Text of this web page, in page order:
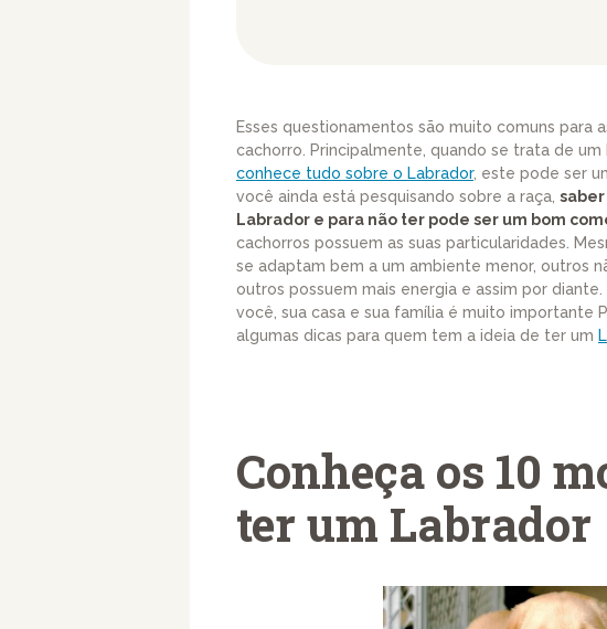
Esses questionamentos são muito comuns para
cachorro. Principalmente, quando se trata de um
conhece tudo sobre o Labrador, este pode ser
você ainda está pesquisando sobre a raça, saber
Labrador e para não ter pode ser um bom
cachorros possuem as suas particularidades.
se adaptam bem a um ambiente menor, outros
outros possuem mais energia e assim por
você, sua casa e sua família é muito importante
algumas dicas para quem tem a ideia de ter um
Conheça os 10
ter um Labrador